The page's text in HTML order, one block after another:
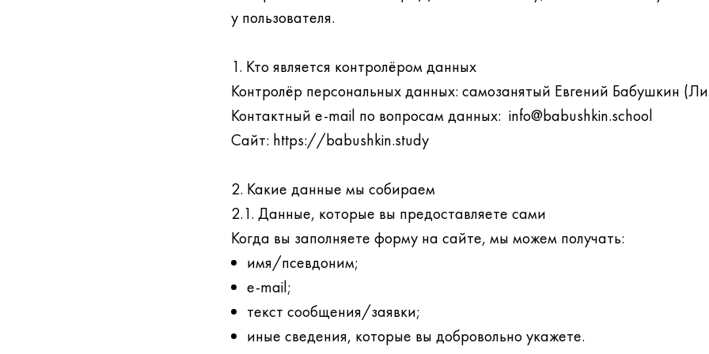
у пользователя.
1. Кто является контролёром данных
Контролёр персональных данных: самозанятый Евгений Бабушкин
Контактный e-mail по вопросам данных: info@babushkin.school
Сайт: https://babushkin.study
2. Какие данные мы собираем
2.1. Данные, которые вы предоставляете сами
Когда вы заполняете форму на сайте, мы можем получать:
имя/псевдоним;
e-mail;
текст сообщения/заявки;
иные сведения, которые вы добровольно укажете.